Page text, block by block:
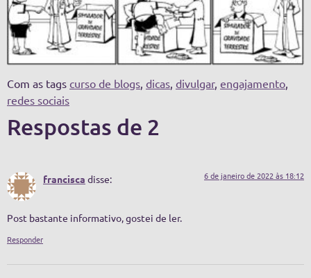
Com as tags curso de blogs dicas divulgar, engajamento
redes sociais
Respostas de 2
francisca disse: 6 de janeiro de 2022 às 18:12
Post bastante informativo, gostei de ler.
Responder